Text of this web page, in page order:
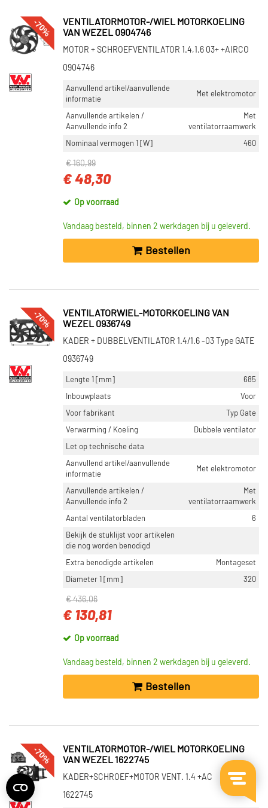
-70%
VENTILATORMOTOR-/WIEL MOTORKOELING
VAN WEZEL 0904746
MOTOR + SCHROEFVENTILATOR 1.4,1.6 03+ +AIRCO
0904746
Aanvullend artikel/aanvullende
informatie
Met elektromotor
Aanvullende artikelen /
Aanvullende info 2
Met
ventilatorraamwerk
Nominaal vermogen 1 [W]
460
€ 160,99
€ 48,30
Op voorraad
Vandaag besteld, binnen 2 werkdagen bij u geleverd.
Bestellen
-70%
VENTILATORWIEL-MOTORKOELING VAN
WEZEL 0936749
KADER + DUBBELVENTILATOR 1.4/1.6 -03 Type GATE
0936749
Lengte 1 [mm]
685
Inbouwplaats
Voor
Voor fabrikant
Typ Gate
Verwarming / Koeling
Dubbele ventilator
Let op technische data
Aanvullend artikel/aanvullende
informatie
Met elektromotor
Aanvullende artikelen /
Aanvullende info 2
Met
ventilatorraamwerk
Aantal ventilatorbladen
6
Bekijk de stuklijst voor artikelen
die nog worden benodigd
Extra benodigde artikelen
Montageset
Diameter 1 [mm]
320
€ 436,06
€ 130,81
Op voorraad
Vandaag besteld, binnen 2 werkdagen bij u geleverd.
Bestellen
-70%
VENTILATORMOTOR-/WIEL MOTORKOELING
VAN WEZEL 1622745
KADER+SCHROEF+MOTOR VENT. 1.4 +AC
1622745